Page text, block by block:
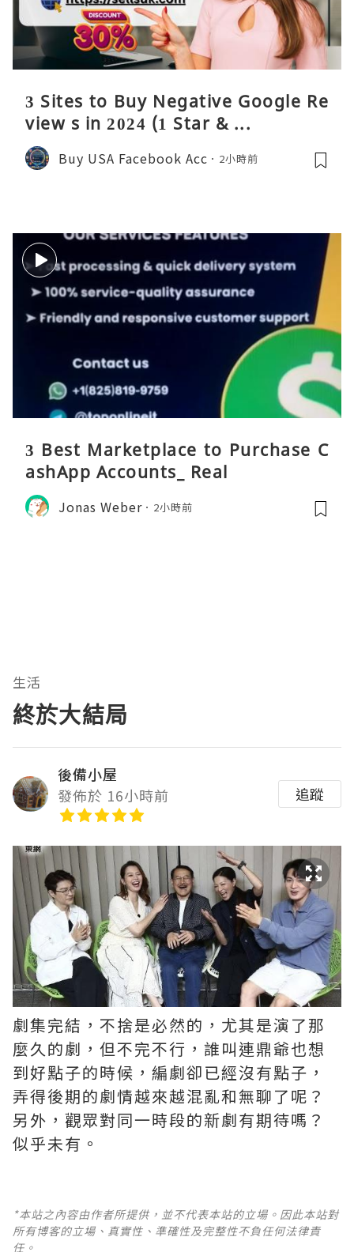
3 Sites to Buy Negative Google Re
view s in 2024 (1 Star & ...
Buy USA Facebook Acc 2小時前
3 Best Marketplace to Purchase C
ashApp Accounts_ Real
Jonas Weber 2小時前
生活
終於大結局
後備小屋
發佈於 16小時前
追蹤
劇集完結，不捨是必然的，尤其是演了那
麼久的劇，但不完不行，誰叫連鼎爺也想
到好點子的時候，編劇卻已經沒有點子，
弄得後期的劇情越來越混亂和無聊了呢？ ​​​
另外，觀眾對同一時段的新劇有期待嗎？
似乎未有。
*本站之內容由作者所提供，並不代表本站的立場。因此本站對
所有博客的立場、真實性、準確性及完整性不負任何法律責
任。